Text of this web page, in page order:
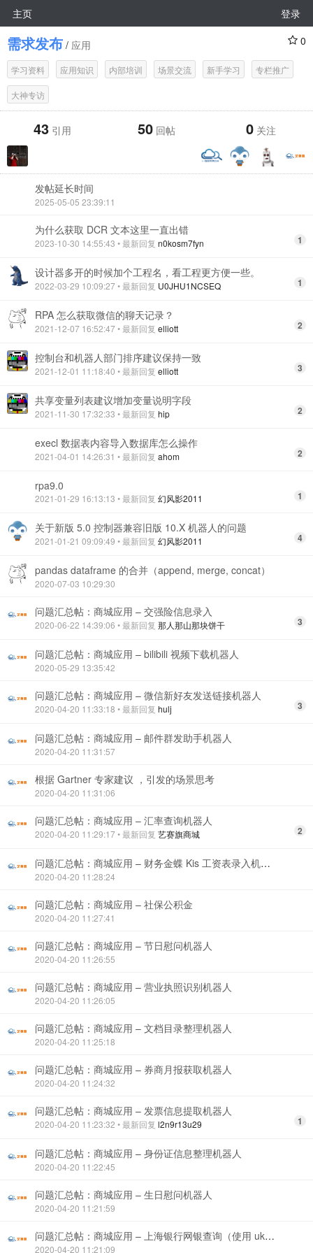
主页 登录
需求发布 / 应用 0
学习资料 应用知识 内部培训 场景交流 新手学习 专栏推广
大神专访
43 引用 50 回帖 0 关注
发帖延长时间
2025-05-05 23:39:11
为什么获取 DCR 文本这里一直出错
2023-10-30 14:55:43 • 最新回复 n0kosm7fyn 1
设计器多开的时候加个工程名，看工程更方便一些。
2022-03-29 10:09:27 • 最新回复 U0JHU1NCSEQ 1
RPA 怎么获取微信的聊天记录？
2021-12-07 16:52:47 • 最新回复 elliott 2
控制台和机器人部门排序建议保持一致
2021-12-01 11:18:40 • 最新回复 elliott 3
共享变量列表建议增加变量说明字段
2021-11-30 17:32:33 • 最新回复 hip 2
execl 数据表内容导入数据库怎么操作
2021-04-01 14:26:31 • 最新回复 ahom 2
rpa9.0
2021-01-29 16:13:13 • 最新回复 幻风影2011 1
关于新版 5.0 控制器兼容旧版 10.X 机器人的问题
2021-01-21 09:09:49 • 最新回复 幻风影2011 4
pandas dataframe 的合并（append, merge, concat）
2020-07-03 10:29:30
问题汇总帖：商城应用 – 交强险信息录入
2020-06-22 14:39:06 • 最新回复 那人那山那块饼干 3
问题汇总帖：商城应用 – bilibili 视频下载机器人
2020-05-29 13:35:42
问题汇总帖：商城应用 – 微信新好友发送链接机器人
2020-04-20 11:33:18 • 最新回复 hulj 3
问题汇总帖：商城应用 – 邮件群发助手机器人
2020-04-20 11:31:57
根据 Gartner 专家建议 ，引发的场景思考
2020-04-20 11:31:06
问题汇总帖：商城应用 – 汇率查询机器人
2020-04-20 11:29:17 • 最新回复 艺赛旗商城 2
问题汇总帖：商城应用 – 财务金蝶 Kis 工资表录入机器人
2020-04-20 11:28:24
问题汇总帖：商城应用 – 社保公积金
2020-04-20 11:27:41
问题汇总帖：商城应用 – 节日慰问机器人
2020-04-20 11:26:55
问题汇总帖：商城应用 – 营业执照识别机器人
2020-04-20 11:26:05
问题汇总帖：商城应用 – 文档目录整理机器人
2020-04-20 11:25:18
问题汇总帖：商城应用 – 券商月报获取机器人
2020-04-20 11:24:32
问题汇总帖：商城应用 – 发票信息提取机器人
2020-04-20 11:23:32 • 最新回复 l2n9r13u29 1
问题汇总帖：商城应用 – 身份证信息整理机器人
2020-04-20 11:22:45
问题汇总帖：商城应用 – 生日慰问机器人
2020-04-20 11:21:59
问题汇总帖：商城应用 – 上海银行网银查询（使用 ukey）
2020-04-20 11:21:09